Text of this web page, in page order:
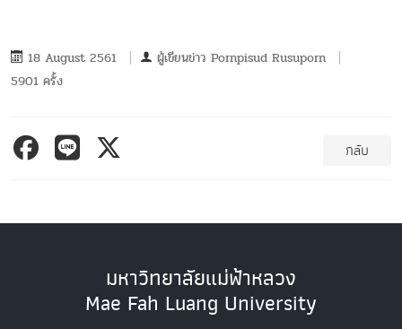
18 August 2561 ผู้เขียนข่าว Pornpisud Rusuporn
5901 ครั้ง
กลับ
มหาวิทยาลัยแม่ฟ้าหลวง
Mae Fah Luang University